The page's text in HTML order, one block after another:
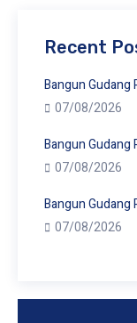
Recent
Bangun Gudang
07/08/2026
Bangun Gudang
07/08/2026
Bangun Gudang
07/08/2026